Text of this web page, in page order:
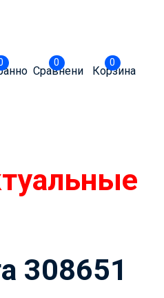
0
Сравнение
0
Корзина
308651